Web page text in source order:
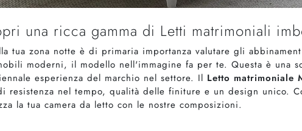
una ricca gamma di Letti matrimoniali
tua zona notte è di primaria importanza valutare gli
moderni, il modello nell'immagine fa per te. Questa è una
esperienza del marchio nel settore. Il Letto matrimoniale
resistenza nel tempo, qualità delle finiture e un design unico.
la tua camera da letto con le nostre composizioni.